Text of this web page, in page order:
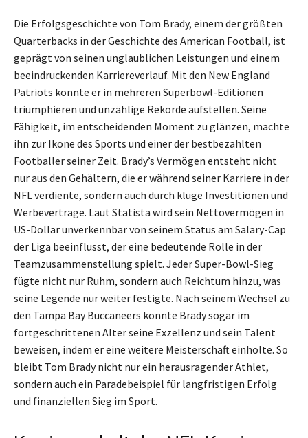
Die Erfolgsgeschichte von Tom Brady, einem der größten
Quarterbacks in der Geschichte des American Football, ist
geprägt von seinen unglaublichen Leistungen und einem
beeindruckenden Karriereverlauf. Mit den New England
Patriots konnte er in mehreren Superbowl-Editionen
triumphieren und unzählige Rekorde aufstellen. Seine
Fähigkeit, im entscheidenden Moment zu glänzen, machte
ihn zur Ikone des Sports und einer der bestbezahlten
Footballer seiner Zeit. Brady’s Vermögen entsteht nicht
nur aus den Gehältern, die er während seiner Karriere in der
NFL verdiente, sondern auch durch kluge Investitionen und
Werbeverträge. Laut Statista wird sein Nettovermögen in
US-Dollar unverkennbar von seinem Status am Salary-Cap
der Liga beeinflusst, der eine bedeutende Rolle in der
Teamzusammenstellung spielt. Jeder Super-Bowl-Sieg
fügte nicht nur Ruhm, sondern auch Reichtum hinzu, was
seine Legende nur weiter festigte. Nach seinem Wechsel zu
den Tampa Bay Buccaneers konnte Brady sogar im
fortgeschrittenen Alter seine Exzellenz und sein Talent
beweisen, indem er eine weitere Meisterschaft einholte. So
bleibt Tom Brady nicht nur ein herausragender Athlet,
sondern auch ein Paradebeispiel für langfristigen Erfolg
und finanziellen Sieg im Sport.